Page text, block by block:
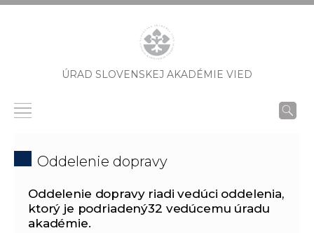
ÚRAD SLOVENSKEJ AKADÉMIE VIED
Oddelenie dopravy
Oddelenie dopravy riadi vedúci oddelenia,
ktorý je podriadený32 vedúcemu úradu
akadémie.